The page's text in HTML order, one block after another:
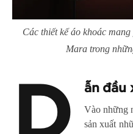
Các thiết kế áo khoác
Mara trong
D ẫn đầu
Vào những
sản xuất